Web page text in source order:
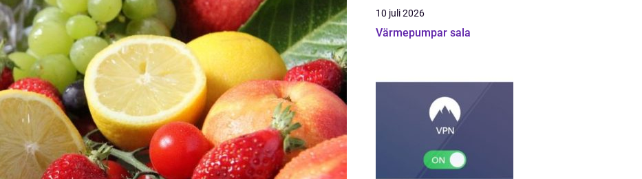
10 juli 2026
Värmepumpar sala